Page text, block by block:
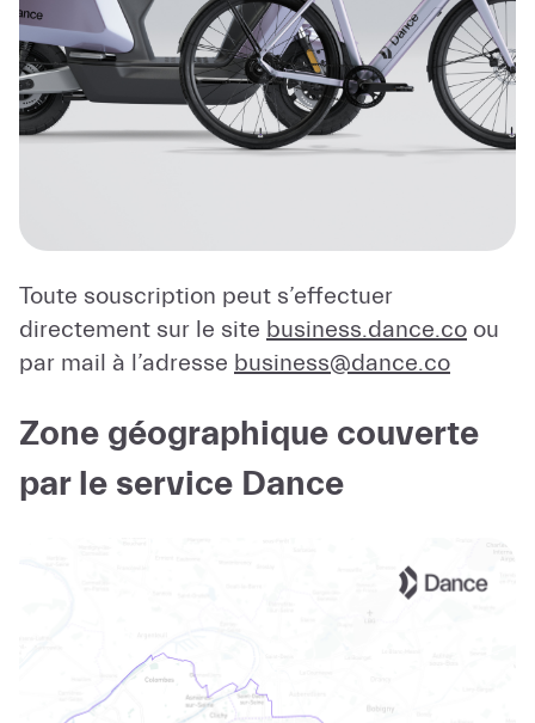
Toute souscription peut s’effectuer
directement sur le site business.dance.co ou
par mail à l’adresse business@dance.co
Zone géographique couverte
par le service Dance